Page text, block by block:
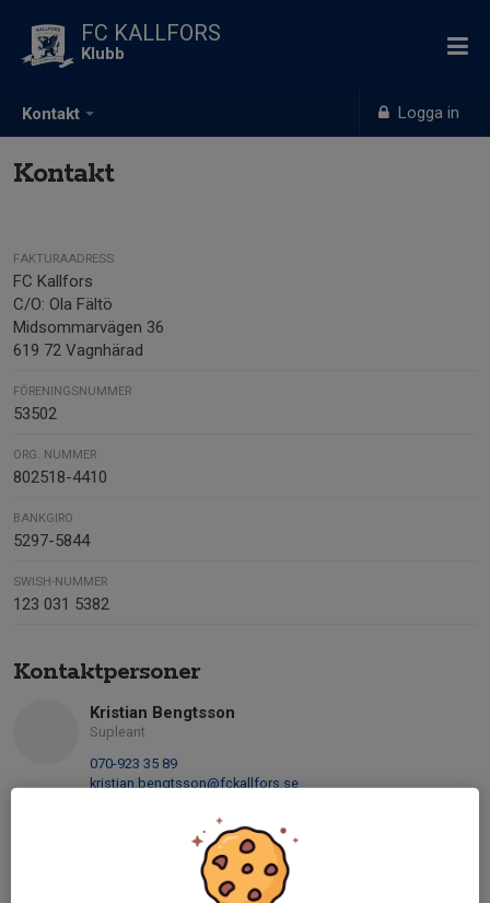
Kontakt Logga in
FC KALLFORS
Klubb
Kontakt
FAKTURAADRESS
FC Kallfors
C/O: Ola Fältö
Midsommarvägen 36
619 72 Vagnhärad
FÖRENINGSNUMMER
53502
ORG. NUMMER
802518-4410
BANKGIRO
5297-5844
SWISH-NUMMER
123 031 5382
Kontaktpersoner
Kristian Bengtsson
Supleant
070-923 35 89
kristian.bengtsson@fckallfors.se
Ledamot / Superfixare